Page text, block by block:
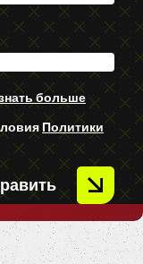
больше
Политики